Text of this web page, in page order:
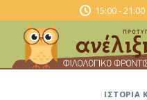
to
content
15:00 - 21:00
ΙΣΤΟΡΊΑ